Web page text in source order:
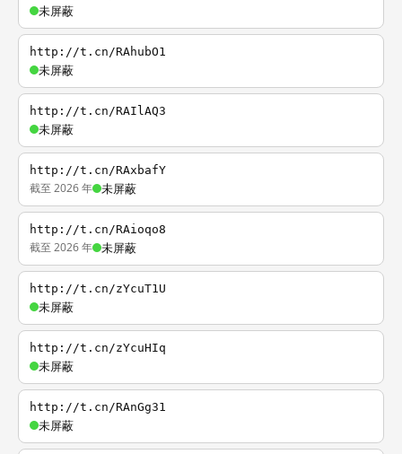
未屏蔽
http://t.cn/RAhubO1
未屏蔽
http://t.cn/RAIlAQ3
未屏蔽
http://t.cn/RAxbafY
截至 2026 年 未屏蔽
http://t.cn/RAioqo8
截至 2026 年 未屏蔽
http://t.cn/zYcuT1U
未屏蔽
http://t.cn/zYcuHIq
未屏蔽
http://t.cn/RAnGg31
未屏蔽